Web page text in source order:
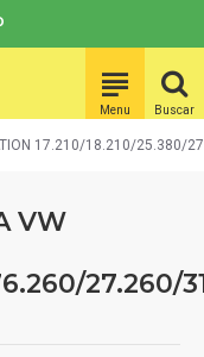
17.210/18.210/
VW
27.260/